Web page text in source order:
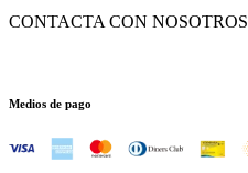
CONTACTA CON NOSOTROS
Medios de pago